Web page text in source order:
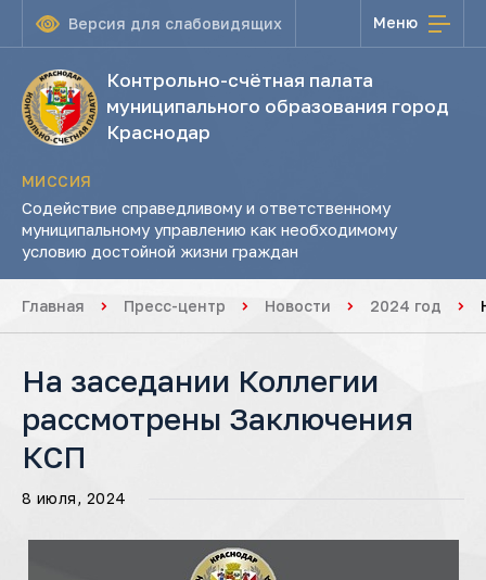
Версия для слабовидящих Меню
Контрольно-счётная палата
муниципального образования город
Краснодар
МИССИЯ
Содействие справедливому и ответственному
муниципальному управлению как необходимому
условию достойной жизни граждан
Главная Пресс-центр Новости 2024 год
На заседании Коллегии
рассмотрены Заключения
КСП
8 июля, 2024